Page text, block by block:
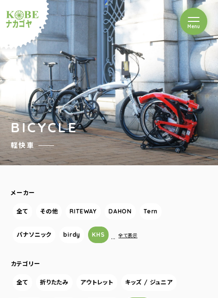
ルショップナカゴヤ
Menuを開閉
BICYCLE
軽快車
メーカー
全て その他 RITEWAY DAHON Tern
パナソニック birdy KHS … 全て表示
カテゴリー
全て 折りたたみ アウトレット キッズ / ジュニア